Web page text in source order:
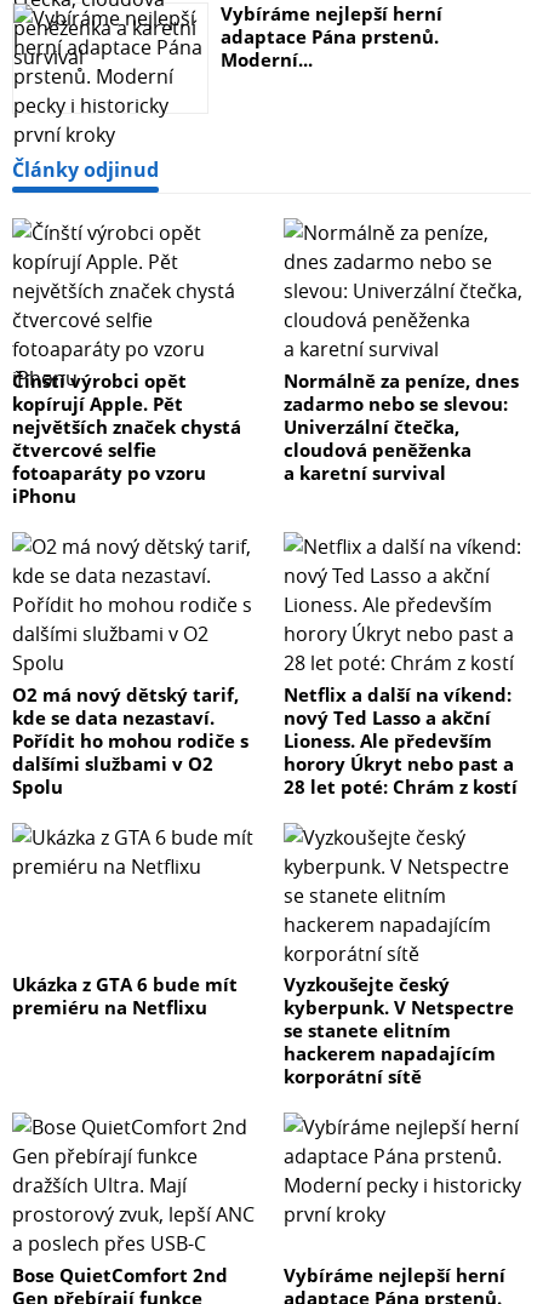
Vybíráme nejlepší herní
adaptace Pána prstenů.
Moderní...
Články odjinud
Čínští výrobci opět
kopírují Apple. Pět
největších značek chystá
čtvercové selfie
fotoaparáty po vzoru
iPhonu
Normálně za peníze, dnes
zadarmo nebo se slevou:
Univerzální čtečka,
cloudová peněženka
a karetní survival
O2 má nový dětský tarif,
kde se data nezastaví.
Pořídit ho mohou rodiče s
dalšími službami v O2
Spolu
Netflix a další na víkend:
nový Ted Lasso a akční
Lioness. Ale především
horory Úkryt nebo past a
28 let poté: Chrám z kostí
Ukázka z GTA 6 bude mít
premiéru na Netflixu
Vyzkoušejte český
kyberpunk. V Netspectre
se stanete elitním
hackerem napadajícím
korporátní sítě
Bose QuietComfort 2nd
Gen přebírají funkce
Vybíráme nejlepší herní
adaptace Pána prstenů.